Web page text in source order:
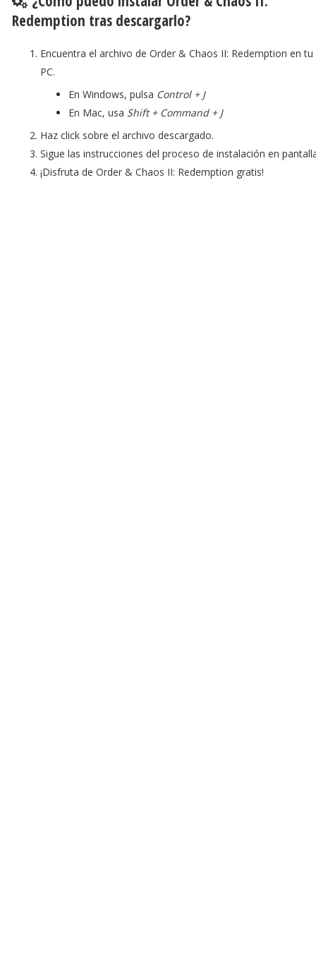
Redemption tras descargarlo?
Encuentra el archivo de Order & Chaos II: Redemption en tu
PC.
En Windows, pulsa Control + J
En Mac, usa Shift + Command + J
Haz click sobre el archivo descargado.
Sigue las instrucciones del proceso de instalación en
¡Disfruta de Order & Chaos II: Redemption gratis!